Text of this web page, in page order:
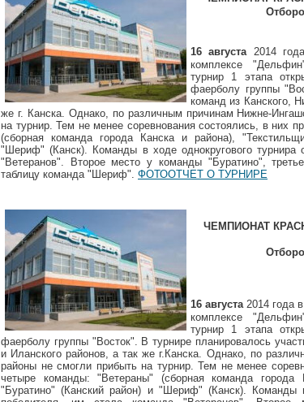
16 августа 2014
комплексе
турнир 1 этапа
фаерболу группы
команд из Канского,
же г. Канска. Однако, по различным причинам Нижне-
на турнир. Тем не менее соревнования состоялись, в них
(сборная команда города Канска и района),
"Шериф" (Канск). Команды в ходе однокругового турнира
"Ветеранов". Второе место у команды "Буратино",
таблицу команда "Шериф". ФОТООТЧЕТ О ТУРНИРЕ
ЧЕМПИОНАТ
16 августа 2014 года
комплексе
турнир 1 этапа
фаерболу группы "Восток". В турнире планировалось
и Иланского районов, а так же г.Канска. Однако, по
районы не смогли прибыть на турнир. Тем не менее
четыре команды: "Ветераны" (сборная команда города
"Буратино" (Канский район) и "Шериф" (Канск). Команды